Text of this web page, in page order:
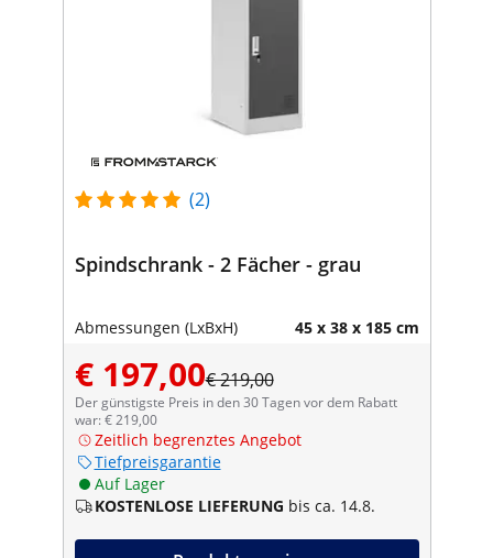
(2)
Spindschrank - 2 Fächer - grau
Abmessungen (LxBxH) 45 x 38 x 185 cm
€ 197,00€ 219,00
Der günstigste Preis in den 30 Tagen vor dem Rabatt
war: € 219,00
Zeitlich begrenztes Angebot
Tiefpreisgarantie
Auf Lager
KOSTENLOSE LIEFERUNG bis ca. 14.8.